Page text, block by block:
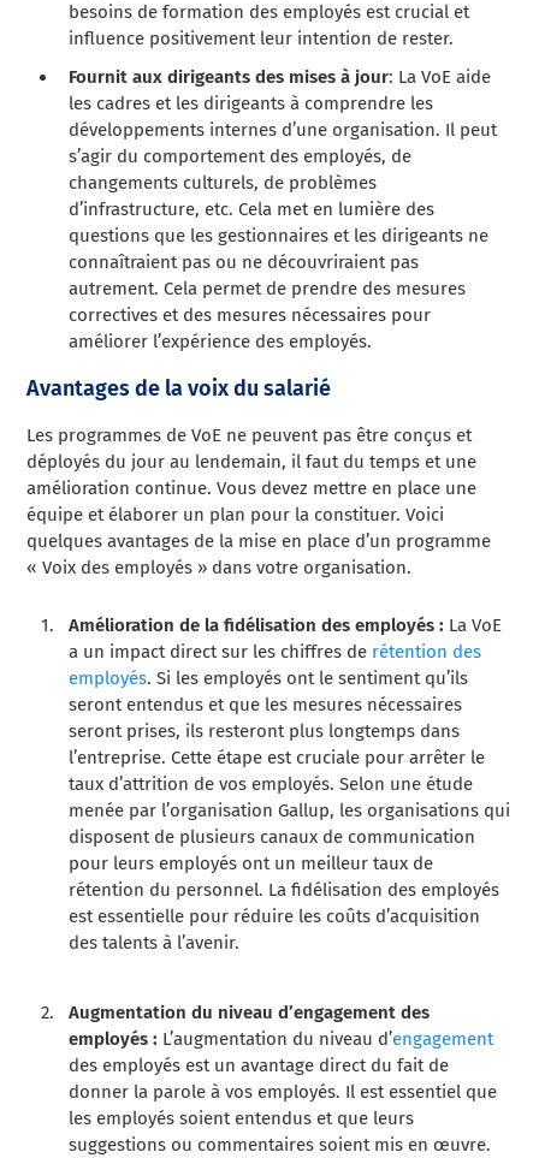
besoins de formation des employés est crucial et
influence positivement leur intention de rester.
Fournit aux dirigeants des mises à jour: La VoE aide
les cadres et les dirigeants à comprendre les
développements internes d’une organisation. Il peut
s’agir du comportement des employés, de
changements culturels, de problèmes
d’infrastructure, etc. Cela met en lumière des
questions que les gestionnaires et les dirigeants ne
connaîtraient pas ou ne découvriraient pas
autrement. Cela permet de prendre des mesures
correctives et des mesures nécessaires pour
améliorer l’expérience des employés.
Avantages de la voix du salarié
Les programmes de VoE ne peuvent pas être conçus et
déployés du jour au lendemain, il faut du temps et une
amélioration continue. Vous devez mettre en place une
équipe et élaborer un plan pour la constituer. Voici
quelques avantages de la mise en place d’un programme
« Voix des employés » dans votre organisation.
Amélioration de la fidélisation des employés : La VoE
a un impact direct sur les chiffres de rétention des
employés. Si les employés ont le sentiment qu’ils
seront entendus et que les mesures nécessaires
seront prises, ils resteront plus longtemps dans
l’entreprise. Cette étape est cruciale pour arrêter le
taux d’attrition de vos employés. Selon une étude
menée par l’organisation Gallup, les organisations qui
disposent de plusieurs canaux de communication
pour leurs employés ont un meilleur taux de
rétention du personnel. La fidélisation des employés
est essentielle pour réduire les coûts d’acquisition
des talents à l’avenir.
Augmentation du niveau d’engagement des
employés : L’augmentation du niveau d’engagement
des employés est un avantage direct du fait de
donner la parole à vos employés. Il est essentiel que
les employés soient entendus et que leurs
suggestions ou commentaires soient mis en œuvre.